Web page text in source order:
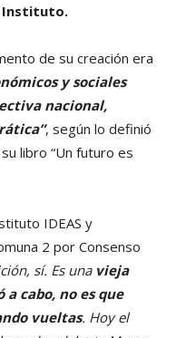
Instituto.
de su creación era
y sociales
nacional,
, según lo definió
libro “Un futuro es
IDEAS y
2 por Consenso
sí. Es una vieja
cabo, no es que
vueltas. Hoy el